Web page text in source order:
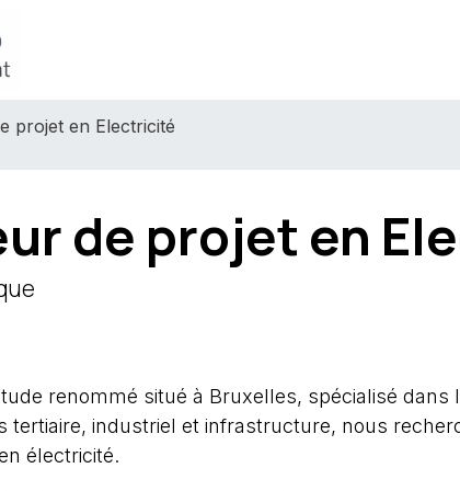
projet en Electricité
de projet en
renommé situé à Bruxelles, spécialisé dans
tertiaire, industriel et infrastructure, nous
électricité.